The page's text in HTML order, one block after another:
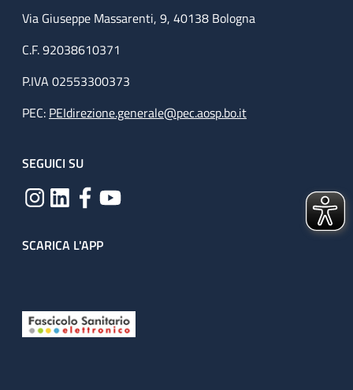
Via Giuseppe Massarenti, 9, 40138 Bologna
C.F. 92038610371
P.IVA 02553300373
PEC: PEIdirezione.generale@pec.aosp.bo.it
SEGUICI SU
SCARICA L'APP